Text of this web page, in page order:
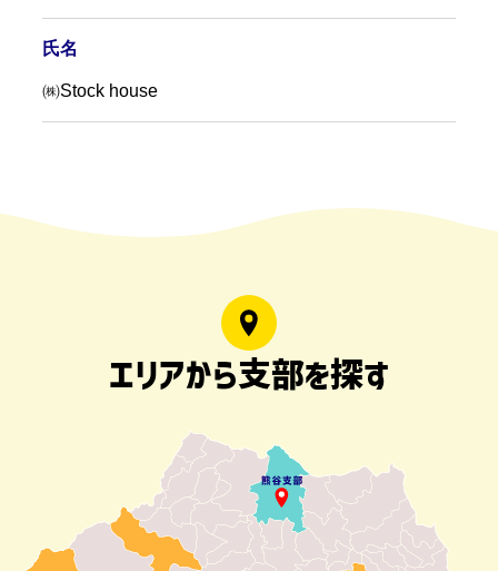
氏名
㈱Stock house
エリアから支部を探す